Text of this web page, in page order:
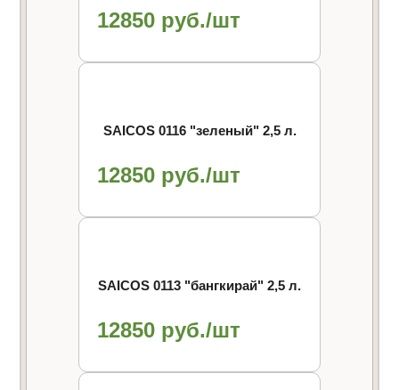
12850 руб./шт
SAICOS 0116 "зеленый" 2,5 л.
12850 руб./шт
SAICOS 0113 "бангкирай" 2,5 л.
12850 руб./шт